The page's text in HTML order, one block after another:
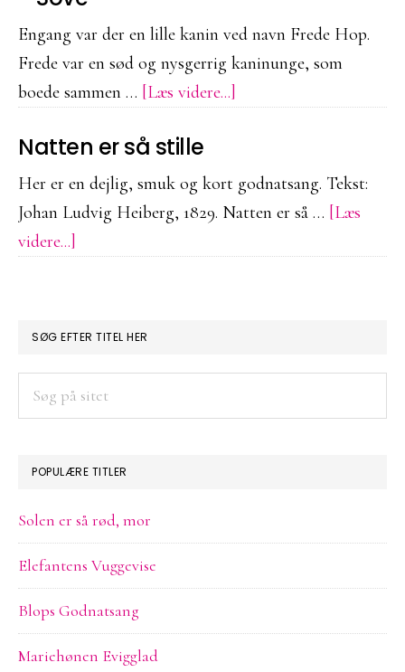
en
ven
Engang var der en lille kanin ved navn Frede Hop.
Frede var en sød og nysgerrig kaninunge, som
boede sammen … [Læs videre...]
og
Det
Natten er så stille
Her er en dejlig, smuk og kort godnatsang. Tekst:
Johan Ludvig Heiberg, 1829. Natten er så … [Læs
videre...]
så
PRIMÆR
SIDEBAR
SØG EFTER TITEL HER
POPULÆRE TITLER
Solen er så rød, mor
Elefantens Vuggevise
Blops Godnatsang
Mariehønen Evigglad